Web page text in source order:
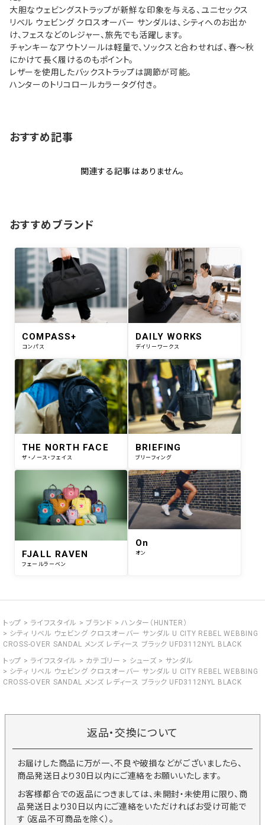
大胆なウェビングストラップが新鮮な印象を与える、ユニセックス
リベル ウェビング クロスオーバー サンダルは、シティへのお出か
け、フェスなどのレジャー、旅先でも活躍します。
チャンキーなアウトソールは軽量で、ソックスと合わせれば、春～秋
にかけて長く履けるのもポイント。
レザーを使用したバックストラップは調節が可能。
ハンターのトリコロールカラータグ付き。
おすすめ記事
関連する記事はありません。
おすすめブランド
COMPASS+
コンパス
DAILY WORKS
デイリーワークス
THE NORTH FACE
ザ・ノース・フェイス
BRIEFING
ブリーフィング
FJALL RAVEN
フェールラーベン
On
オン
トップ ライフスタイル ブランド
ハンター（HUNTER）
シティ リベル ウェビング クロスオーバー サンダル U CITY REBEL WEBBING
CROSS-OVER SANDAL メンズ レディース ブラック UFD3112NYL BLACK
トップ
ライフスタイル カテゴリー シューズ
サンダル
シティ リベル ウェビング クロスオーバー サンダル U CITY REBEL WEBBING
CROSS-OVER SANDAL メンズ レディース ブラック UFD3112NYL BLACK
返品・交換について
お届けした商品に万が一、不良や破損などがございましたら、
商品発送日より30日以内にご連絡をお願いいたします。
お客様都合での返品につきましては、未開封・未使用に限り、商
品発送日より30日以内にご連絡をいただければお受け可能で
す（返品不可商品を除く）。